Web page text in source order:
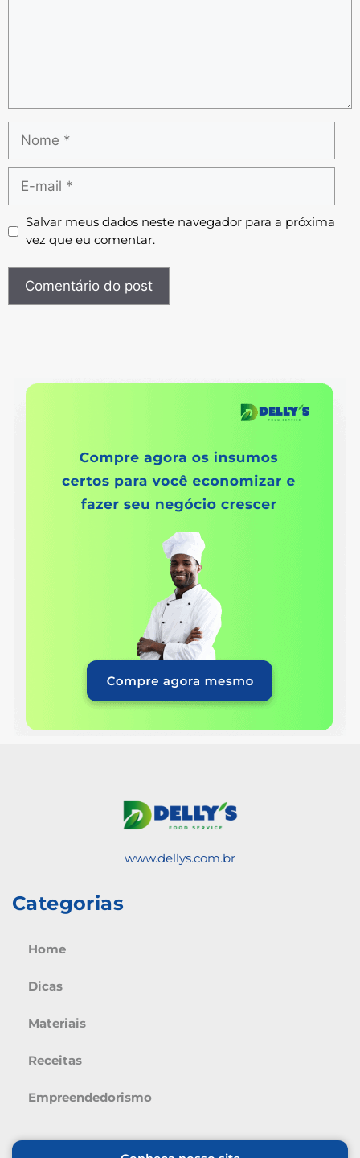
Salvar meus dados neste navegador para a próxima
vez que eu comentar.
www.dellys.com.br
Categorias
Home
Dicas
Materiais
Receitas
Empreendedorismo